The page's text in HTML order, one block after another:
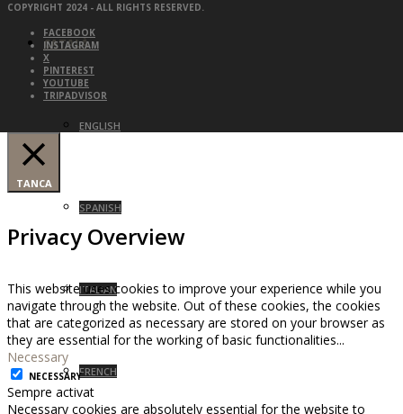
CATALÀ
ENGLISH
SPANISH
ITALIAN
FRENCH
COPYRIGHT 2024 - ALL RIGHTS RESERVED.
FACEBOOK
INSTAGRAM
X
PINTEREST
YOUTUBE
TRIPADVISOR
TANCA
Privacy Overview
This website uses cookies to improve your experience while you
navigate through the website. Out of these cookies, the cookies
that are categorized as necessary are stored on your browser as
they are essential for the working of basic functionalities...
Necessary
NECESSARY
Sempre activat
Necessary cookies are absolutely essential for the website to